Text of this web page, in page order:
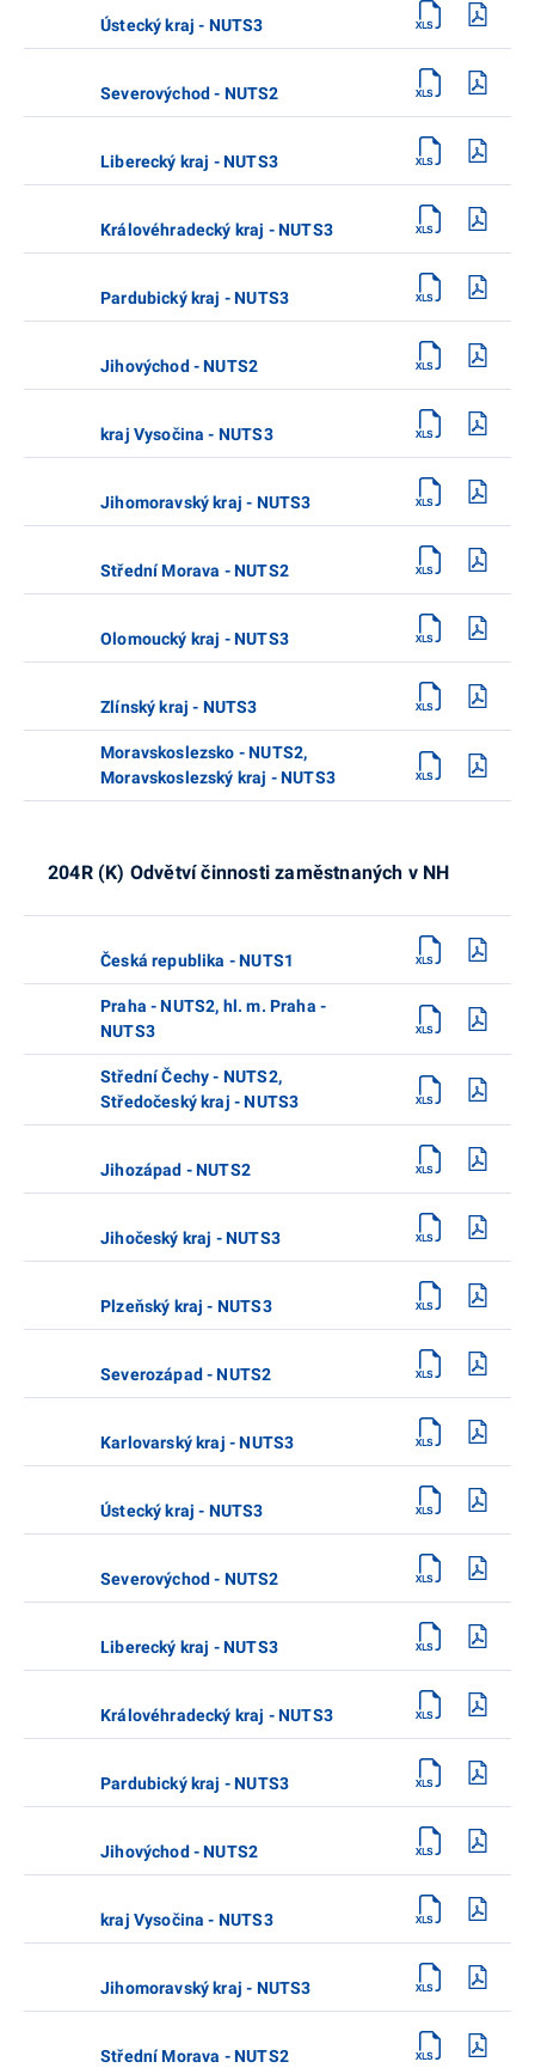
Ústecký kraj - NUTS3
Severovýchod - NUTS2
Liberecký kraj - NUTS3
Královéhradecký kraj - NUTS3
Pardubický kraj - NUTS3
Jihovýchod - NUTS2
kraj Vysočina - NUTS3
Jihomoravský kraj - NUTS3
Střední Morava - NUTS2
Olomoucký kraj - NUTS3
Zlínský kraj - NUTS3
Moravskoslezsko - NUTS2,
Moravskoslezský kraj - NUTS3
204R (K) Odvětví činnosti zaměstnaných v NH
Česká republika - NUTS1
Praha - NUTS2, hl. m. Praha -
NUTS3
Střední Čechy - NUTS2,
Středočeský kraj - NUTS3
Jihozápad - NUTS2
Jihočeský kraj - NUTS3
Plzeňský kraj - NUTS3
Severozápad - NUTS2
Karlovarský kraj - NUTS3
Ústecký kraj - NUTS3
Severovýchod - NUTS2
Liberecký kraj - NUTS3
Královéhradecký kraj - NUTS3
Pardubický kraj - NUTS3
Jihovýchod - NUTS2
kraj Vysočina - NUTS3
Jihomoravský kraj - NUTS3
Střední Morava - NUTS2